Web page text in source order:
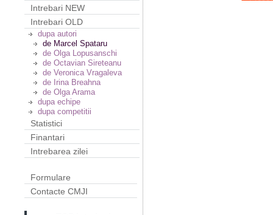
Intrebari NEW
Intrebari OLD
dupa autori
de Marcel Spataru
de Olga Lopusanschi
de Octavian Sireteanu
de Veronica Vragaleva
de Irina Breahna
de Olga Arama
dupa echipe
dupa competitii
Statistici
Finantari
Intrebarea zilei
Formulare
Contacte CMJI